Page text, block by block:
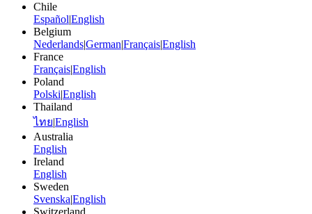
Chile
Español|English
Belgium
Nederlands|German|Français|English
France
Français|English
Poland
Polski|English
Thailand
ไทย|English
Australia
English
Ireland
English
Sweden
Svenska|English